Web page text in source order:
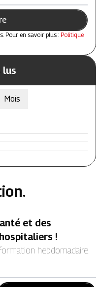
Pour en savoir plus : Politique
lus
Mois
et des
!
hebdomadaire.